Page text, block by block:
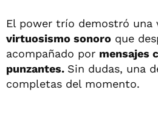
El power trío demostró una
virtuosismo sonoro que
acompañado por mensajes
punzantes. Sin dudas, una
completas del momento.